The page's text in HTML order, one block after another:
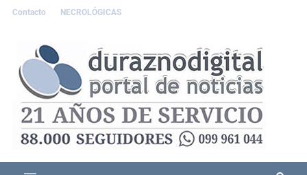
Contacto NECROLÓGICAS